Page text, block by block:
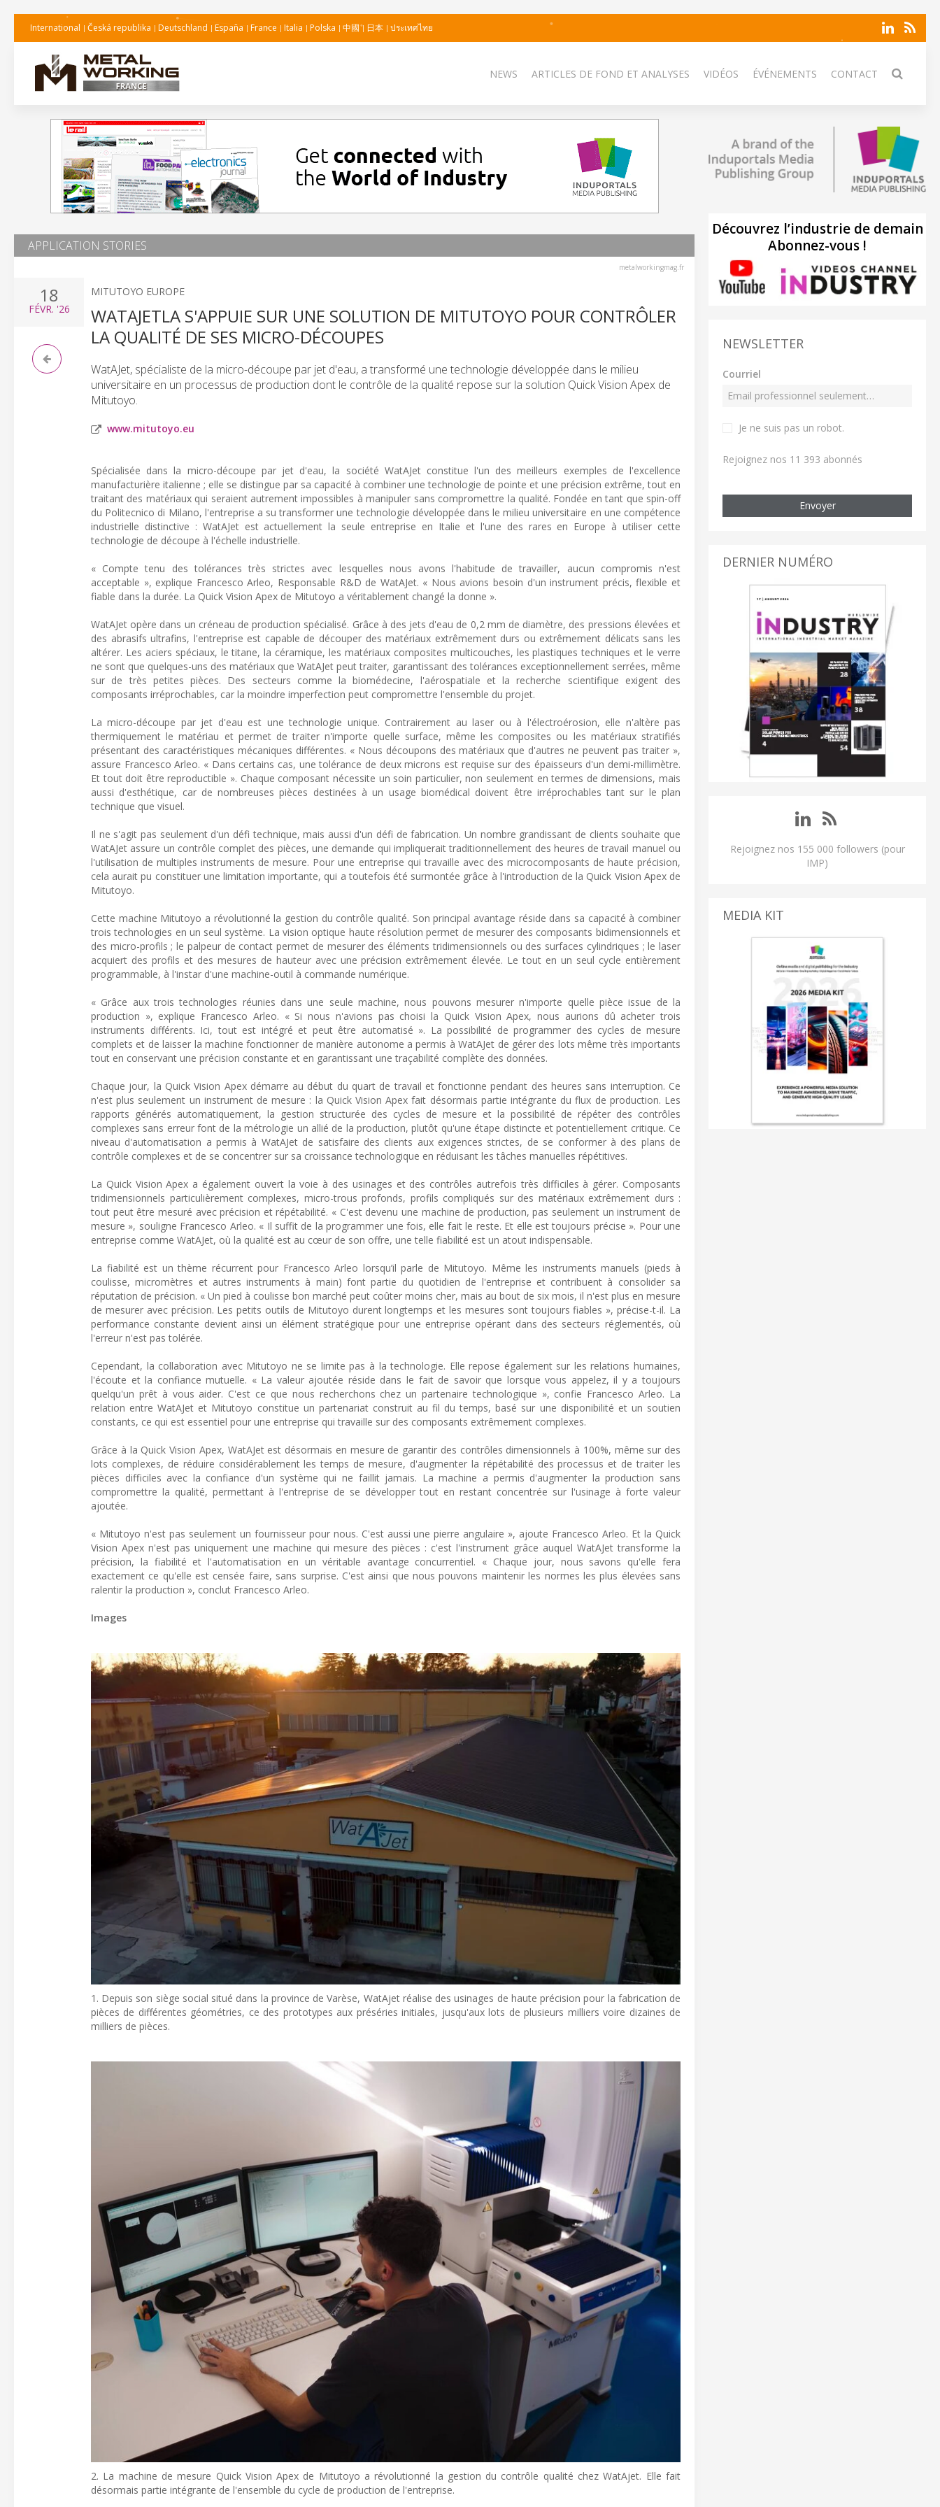
International Česká republika Deutschland España France Italia Polska 中國 日本 ประเทศไทย
NEWS ARTICLES DE FOND ET ANALYSES VIDÉOS ÉVÉNEMENTS CONTACT
APPLICATION STORIES
metalworkingmag.fr
18
FÉVR. '26
MITUTOYO EUROPE
WATAJETLA S'APPUIE SUR UNE SOLUTION DE MITUTOYO POUR CONTRÔLER
LA QUALITÉ DE SES MICRO-DÉCOUPES
WatAJet, spécialiste de la micro-découpe par jet d'eau, a transformé une technologie développée dans le milieu
universitaire en un processus de production dont le contrôle de la qualité repose sur la solution Quick Vision Apex de
Mitutoyo.
www.mitutoyo.eu
Spécialisée dans la micro-découpe par jet d'eau, la société WatAJet constitue l'un des meilleurs exemples de l'excellence
manufacturière italienne ; elle se distingue par sa capacité à combiner une technologie de pointe et une précision extrême, tout en
traitant des matériaux qui seraient autrement impossibles à manipuler sans compromettre la qualité. Fondée en tant que spin-off
du Politecnico di Milano, l'entreprise a su transformer une technologie développée dans le milieu universitaire en une compétence
industrielle distinctive : WatAJet est actuellement la seule entreprise en Italie et l'une des rares en Europe à utiliser cette
technologie de découpe à l'échelle industrielle.
« Compte tenu des tolérances très strictes avec lesquelles nous avons l'habitude de travailler, aucun compromis n'est
acceptable », explique Francesco Arleo, Responsable R&D de WatAJet. « Nous avions besoin d'un instrument précis, flexible et
fiable dans la durée. La Quick Vision Apex de Mitutoyo a véritablement changé la donne ».
WatAJet opère dans un créneau de production spécialisé. Grâce à des jets d'eau de 0,2 mm de diamètre, des pressions élevées et
des abrasifs ultrafins, l'entreprise est capable de découper des matériaux extrêmement durs ou extrêmement délicats sans les
altérer. Les aciers spéciaux, le titane, la céramique, les matériaux composites multicouches, les plastiques techniques et le verre
ne sont que quelques-uns des matériaux que WatAJet peut traiter, garantissant des tolérances exceptionnellement serrées, même
sur de très petites pièces. Des secteurs comme la biomédecine, l'aérospatiale et la recherche scientifique exigent des
composants irréprochables, car la moindre imperfection peut compromettre l'ensemble du projet.
La micro-découpe par jet d'eau est une technologie unique. Contrairement au laser ou à l'électroérosion, elle n'altère pas
thermiquement le matériau et permet de traiter n'importe quelle surface, même les composites ou les matériaux stratifiés
présentant des caractéristiques mécaniques différentes. « Nous découpons des matériaux que d'autres ne peuvent pas traiter »,
assure Francesco Arleo. « Dans certains cas, une tolérance de deux microns est requise sur des épaisseurs d'un demi-millimètre.
Et tout doit être reproductible ». Chaque composant nécessite un soin particulier, non seulement en termes de dimensions, mais
aussi d'esthétique, car de nombreuses pièces destinées à un usage biomédical doivent être irréprochables tant sur le plan
technique que visuel.
Il ne s'agit pas seulement d'un défi technique, mais aussi d'un défi de fabrication. Un nombre grandissant de clients souhaite que
WatAJet assure un contrôle complet des pièces, une demande qui impliquerait traditionnellement des heures de travail manuel ou
l'utilisation de multiples instruments de mesure. Pour une entreprise qui travaille avec des microcomposants de haute précision,
cela aurait pu constituer une limitation importante, qui a toutefois été surmontée grâce à l'introduction de la Quick Vision Apex de
Mitutoyo.
Cette machine Mitutoyo a révolutionné la gestion du contrôle qualité. Son principal avantage réside dans sa capacité à combiner
trois technologies en un seul système. La vision optique haute résolution permet de mesurer des composants bidimensionnels et
des micro-profils ; le palpeur de contact permet de mesurer des éléments tridimensionnels ou des surfaces cylindriques ; le laser
acquiert des profils et des mesures de hauteur avec une précision extrêmement élevée. Le tout en un seul cycle entièrement
programmable, à l'instar d'une machine-outil à commande numérique.
« Grâce aux trois technologies réunies dans une seule machine, nous pouvons mesurer n'importe quelle pièce issue de la
production », explique Francesco Arleo. « Si nous n'avions pas choisi la Quick Vision Apex, nous aurions dû acheter trois
instruments différents. Ici, tout est intégré et peut être automatisé ». La possibilité de programmer des cycles de mesure
complets et de laisser la machine fonctionner de manière autonome a permis à WatAJet de gérer des lots même très importants
tout en conservant une précision constante et en garantissant une traçabilité complète des données.
Chaque jour, la Quick Vision Apex démarre au début du quart de travail et fonctionne pendant des heures sans interruption. Ce
n'est plus seulement un instrument de mesure : la Quick Vision Apex fait désormais partie intégrante du flux de production. Les
rapports générés automatiquement, la gestion structurée des cycles de mesure et la possibilité de répéter des contrôles
complexes sans erreur font de la métrologie un allié de la production, plutôt qu'une étape distincte et potentiellement critique. Ce
niveau d'automatisation a permis à WatAJet de satisfaire des clients aux exigences strictes, de se conformer à des plans de
contrôle complexes et de se concentrer sur sa croissance technologique en réduisant les tâches manuelles répétitives.
La Quick Vision Apex a également ouvert la voie à des usinages et des contrôles autrefois très difficiles à gérer. Composants
tridimensionnels particulièrement complexes, micro-trous profonds, profils compliqués sur des matériaux extrêmement durs :
tout peut être mesuré avec précision et répétabilité. « C'est devenu une machine de production, pas seulement un instrument de
mesure », souligne Francesco Arleo. « Il suffit de la programmer une fois, elle fait le reste. Et elle est toujours précise ». Pour une
entreprise comme WatAJet, où la qualité est au cœur de son offre, une telle fiabilité est un atout indispensable.
La fiabilité est un thème récurrent pour Francesco Arleo lorsqu’il parle de Mitutoyo. Même les instruments manuels (pieds à
coulisse, micromètres et autres instruments à main) font partie du quotidien de l'entreprise et contribuent à consolider sa
réputation de précision. « Un pied à coulisse bon marché peut coûter moins cher, mais au bout de six mois, il n'est plus en mesure
de mesurer avec précision. Les petits outils de Mitutoyo durent longtemps et les mesures sont toujours fiables », précise-t-il. La
performance constante devient ainsi un élément stratégique pour une entreprise opérant dans des secteurs réglementés, où
l'erreur n'est pas tolérée.
Cependant, la collaboration avec Mitutoyo ne se limite pas à la technologie. Elle repose également sur les relations humaines,
l'écoute et la confiance mutuelle. « La valeur ajoutée réside dans le fait de savoir que lorsque vous appelez, il y a toujours
quelqu'un prêt à vous aider. C'est ce que nous recherchons chez un partenaire technologique », confie Francesco Arleo. La
relation entre WatAJet et Mitutoyo constitue un partenariat construit au fil du temps, basé sur une disponibilité et un soutien
constants, ce qui est essentiel pour une entreprise qui travaille sur des composants extrêmement complexes.
Grâce à la Quick Vision Apex, WatAJet est désormais en mesure de garantir des contrôles dimensionnels à 100%, même sur des
lots complexes, de réduire considérablement les temps de mesure, d'augmenter la répétabilité des processus et de traiter les
pièces difficiles avec la confiance d'un système qui ne faillit jamais. La machine a permis d'augmenter la production sans
compromettre la qualité, permettant à l'entreprise de se développer tout en restant concentrée sur l'usinage à forte valeur
ajoutée.
« Mitutoyo n'est pas seulement un fournisseur pour nous. C'est aussi une pierre angulaire », ajoute Francesco Arleo. Et la Quick
Vision Apex n'est pas uniquement une machine qui mesure des pièces : c'est l'instrument grâce auquel WatAJet transforme la
précision, la fiabilité et l'automatisation en un véritable avantage concurrentiel. « Chaque jour, nous savons qu'elle fera
exactement ce qu'elle est censée faire, sans surprise. C'est ainsi que nous pouvons maintenir les normes les plus élevées sans
ralentir la production », conclut Francesco Arleo.
Images
1. Depuis son siège social situé dans la province de Varèse, WatAjet réalise des usinages de haute précision pour la fabrication de
pièces de différentes géométries, ce des prototypes aux préséries initiales, jusqu'aux lots de plusieurs milliers voire dizaines de
milliers de pièces.
2. La machine de mesure Quick Vision Apex de Mitutoyo a révolutionné la gestion du contrôle qualité chez WatAjet. Elle fait
désormais partie intégrante de l'ensemble du cycle de production de l'entreprise.
Découvrez l’industrie de demain
Abonnez-vous !
NEWSLETTER
Courriel
Je ne suis pas un robot.
Rejoignez nos 11 393 abonnés
Envoyer
DERNIER NUMÉRO
Rejoignez nos 155 000 followers (pour
IMP)
MEDIA KIT